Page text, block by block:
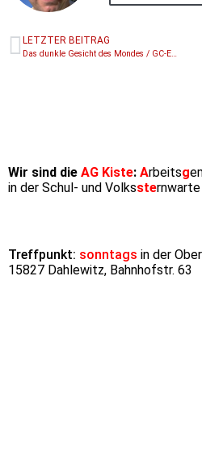
LETZTER BEITRAG
Das dunkle Gesicht des Mondes / GC-Event GC7T8KM
Wir sind die AG Kiste: Arbeitsg
in der Schul- und Volkssternwarte
Treffpunkt: sonntags in der
15827 Dahlewitz, Bahnhofstr. 63